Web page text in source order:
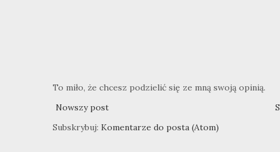
To miło, że chcesz podzielić się ze mną swoją opinią.
Nowszy post
Subskrybuj: Komentarze do posta (Atom)